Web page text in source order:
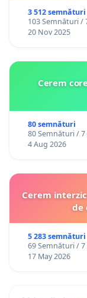
3 512 semnături
103 Semnături /
20 Nov 2025
Cerem
80 semnături
80 Semnături / 7
4 Aug 2026
Cerem
de
5 283 semnături
69 Semnături / 7
17 May 2026